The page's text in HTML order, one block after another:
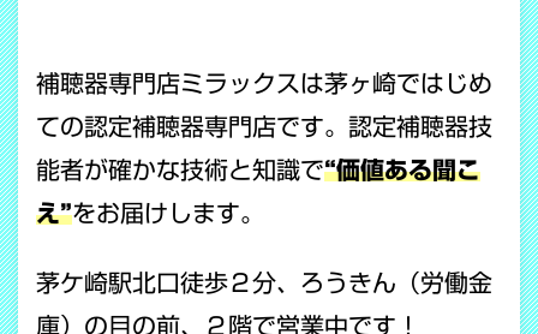
補聴器専門店ミラックスは茅ヶ崎ではじめ
ての認定補聴器専門店です。認定補聴器技
能者が確かな技術と知識で“価値ある聞こ
え”をお届けします。
茅ケ崎駅北口徒歩２分、ろうきん（労働金
庫）の目の前、２階で営業中です！